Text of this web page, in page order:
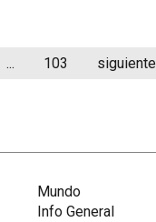
... 103 siguiente
Mundo
Info General